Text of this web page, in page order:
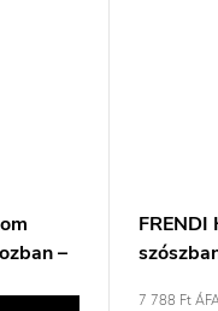
–
7 788 Ft